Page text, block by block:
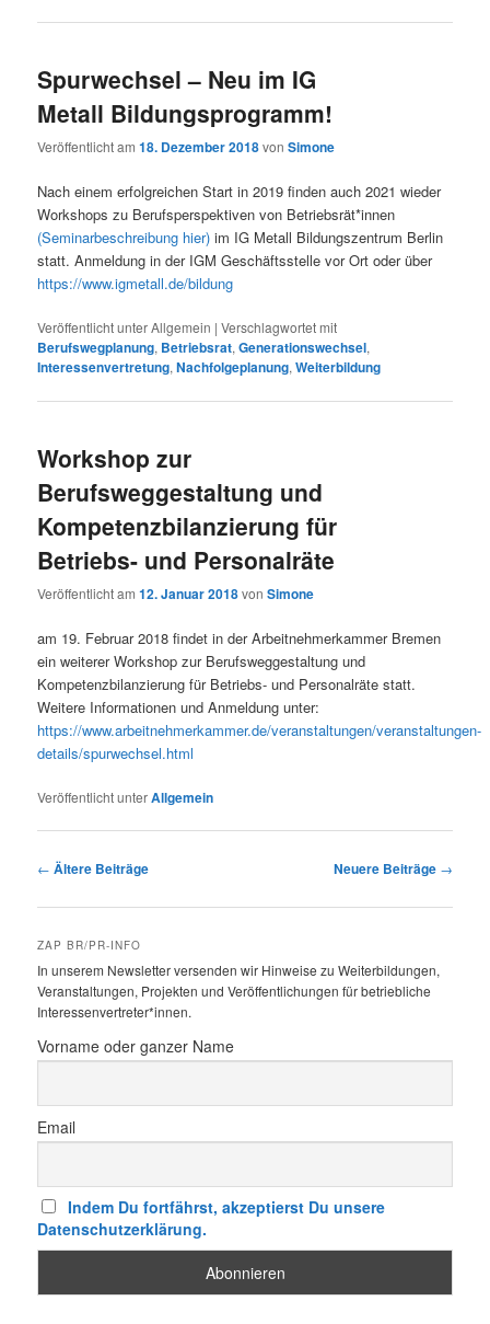
Spurwechsel – Neu im IG
Metall Bildungsprogramm!
Veröffentlicht am18. Dezember 2018vonSimone
Nach einem erfolgreichen Start in 2019 finden auch 2021 wieder
Workshops zu Berufsperspektiven von Betriebsrät*innen
(Seminarbeschreibung hier) im IG Metall Bildungszentrum Berlin
statt. Anmeldung in der IGM Geschäftsstelle vor Ort oder über
https://www.igmetall.de/bildung
Veröffentlicht unterAllgemein |Verschlagwortet mit
Berufswegplanung, Betriebsrat,Generationswechsel,
Interessenvertretung,Nachfolgeplanung,Weiterbildung
Workshop zur
Berufsweggestaltung und
Kompetenzbilanzierung für
Betriebs- und Personalräte
Veröffentlicht am12. Januar 2018vonSimone
am 19. Februar 2018 findet in der Arbeitnehmerkammer Bremen
ein weiterer Workshop zur Berufsweggestaltung und
Kompetenzbilanzierung für Betriebs- und Personalräte statt.
Weitere Informationen und Anmeldung unter:
https://www.arbeitnehmerkammer.de/veranstaltungen/veranstaltungen-
details/spurwechsel.html
Veröffentlicht unterAllgemein
Beitragsnavigation
← Ältere Beiträge Neuere Beiträge →
ZAP BR/PR-INFO
In unserem Newsletter versenden wir Hinweise zu Weiterbildungen,
Veranstaltungen, Projekten und Veröffentlichungen für betriebliche
Interessenvertreter*innen.
Vorname oder ganzer Name
Email
Indem Du fortfährst, akzeptierst Du unsere
Datenschutzerklärung.